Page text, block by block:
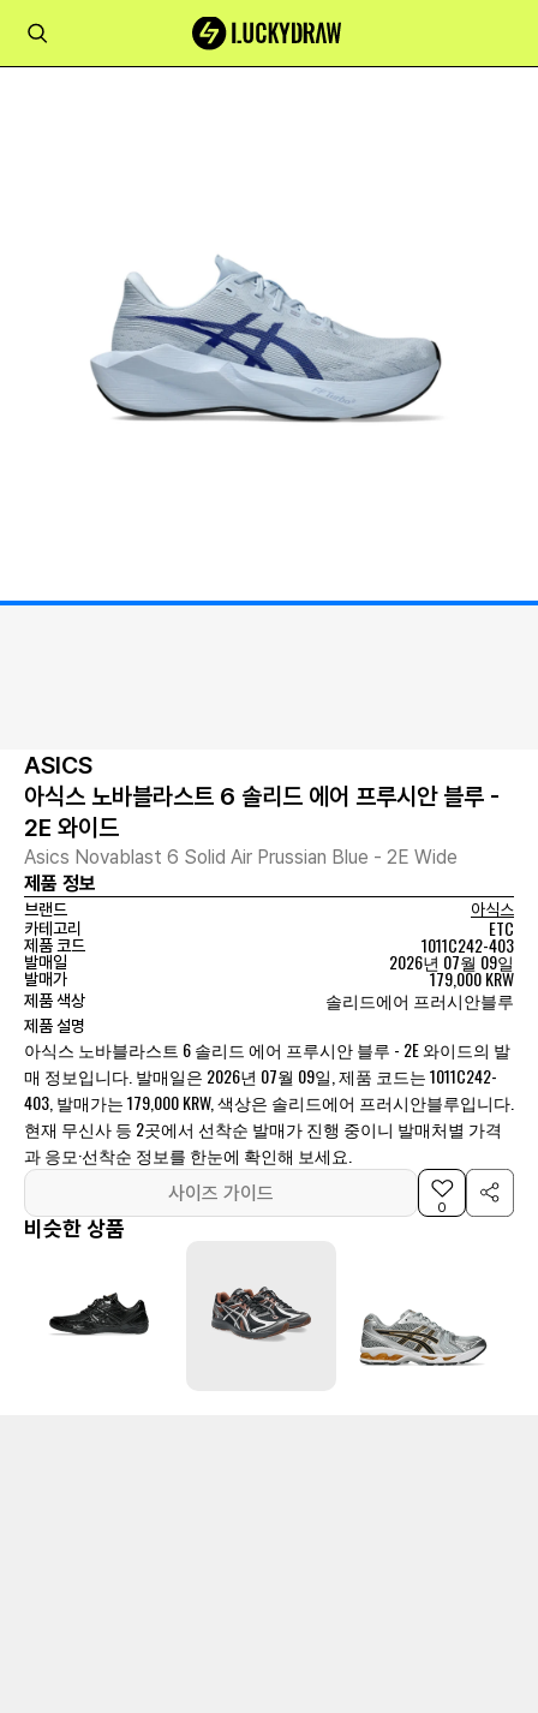
ASICS
아식스 노바블라스트 6 솔리드 에어 프루시안 블루 -
2E 와이드
Asics Novablast 6 Solid Air Prussian Blue - 2E Wide
제품 정보
브랜드
아식스
카테고리
ETC
제품 코드 1011C242-403
발매일 2026년 07월 09일
발매가 179,000 KRW
제품 색상 솔리드에어 프러시안블루
제품 설명
아식스 노바블라스트 6 솔리드 에어 프루시안 블루 - 2E 와이드의 발
매 정보입니다. 발매일은 2026년 07월 09일, 제품 코드는 1011C242-
403, 발매가는 179,000 KRW, 색상은 솔리드에어 프러시안블루입니다.
현재 무신사 등 2곳에서 선착순 발매가 진행 중이니 발매처별 가격
과 응모·선착순 정보를 한눈에 확인해 보세요.
사이즈 가이드
0
비슷한 상품